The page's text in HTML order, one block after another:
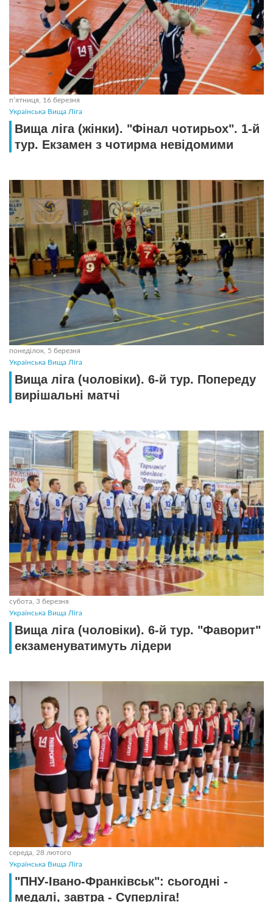
пʼятниця, 16 березня
Українська Вища Ліга
Вища ліга (жінки). "Фінал чотирьох". 1-й
тур. Екзамен з чотирма невідомими
понеділок, 5 березня
Українська Вища Ліга
Вища ліга (чоловіки). 6-й тур. Попереду
вирішальні матчі
субота, 3 березня
Українська Вища Ліга
Вища ліга (чоловіки). 6-й тур. "Фаворит"
екзаменуватимуть лідери
середа, 28 лютого
Українська Вища Ліга
"ПНУ-Івано-Франківськ": сьогодні -
медалі, завтра - Суперліга!